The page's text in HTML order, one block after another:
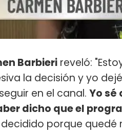
Barbieri reveló:
la decisión y yo
en el canal. Yo sé
dicho que el
porque